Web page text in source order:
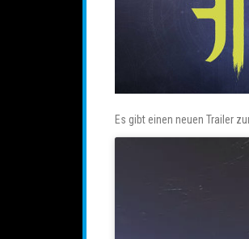
Es gibt einen neuen Trailer